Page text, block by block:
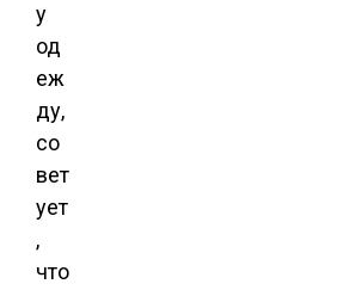
у
од
еж
ду,
со
вет
ует
,
что